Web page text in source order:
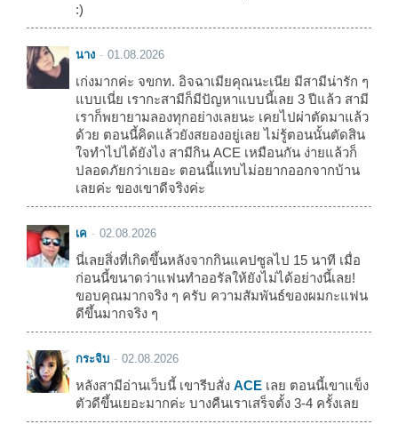
:)
นาง 01.08.2026
เก่งมากค่ะ จขกท. อิจฉาเมียคุณนะเนีย มีสามีน่ารัก ๆ
แบบเนี่ย เรากะสามีก็มีปัญหาแบบนี้เลย 3 ปีแล้ว สามี
เราก็พยายามลองทุกอย่างเลยนะ เคยไปผ่าตัดมาแล้ว
ด้วย ตอนนี้คิดแล้วยังสยองอยู่เลย ไม่รู้ตอนนั้นตัดสิน
ใจทำไปได้ยังไง สามีกิน ACE เหมือนกัน ง่ายแล้วก็
ปลอดภัยกว่าเยอะ ตอนนี้แทบไม่อยากออกจากบ้าน
เลยค่ะ ของเขาดีจริงค่ะ
เค 02.08.2026
นี่เลยสิ่งที่เกิดขึ้นหลังจากกินแคปซูลไป 15 นาที เมื่อ
ก่อนนี้ขนาดว่าแฟนทำออรัลให้ยังไม่ได้อย่างนี้เลย!
ขอบคุณมากจริง ๆ ครับ ความสัมพันธ์ของผมกะแฟน
ดีขึ้นมากจริง ๆ
กระจิบ 02.08.2026
หลังสามีอ่านเว็บนี้ เขารีบสั่ง ACE เลย ตอนนี้เขาแข็ง
ตัวดีขึ้นเยอะมากค่ะ บางคืนเราเสร็จตั้ง 3-4 ครั้งเลย